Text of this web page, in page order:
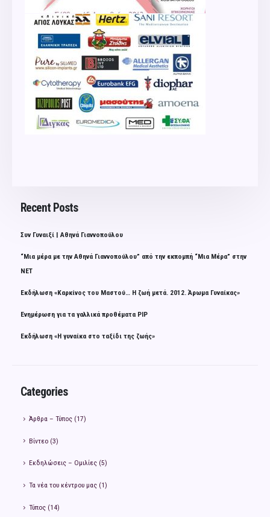
Recent Posts
Συν Γυναιξί | Αθηνά Γιαννοπούλου
“Μια μέρα με την Αθηνά Γιαννοπούλου” από την εκπομπή “Μια Μέρα” στην
ΝΕΤ
Εκδήλωση «Καρκίνος του Μαστού… Η ζωή μετά. 2012. Άρωμα Γυναίκας»
Ενημέρωση για τα γαλλικά προθέματα PIP
Εκδήλωση «Η γυναίκα στο ταξίδι της ζωής»
Categories
Άρθρα – Τύπος(17)
Βίντεο(3)
Εκδηλώσεις – Ομιλίες(5)
Τα νέα του κέντρου μας(1)
Τύπος(14)